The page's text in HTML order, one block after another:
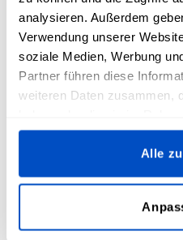
analysieren. Außerdem
Verwendung unserer
soziale Medien, Werbung
Partner führen diese
weiteren Daten zusammen,
gesammelt haben.
Alle
Unsere Etiketten werden mit
Präzision gewebt, aber auch
Unsere Etiketten gibt es in
Flachfalz (Endfalz links/
Aufhänger/Schlaufenfalz)